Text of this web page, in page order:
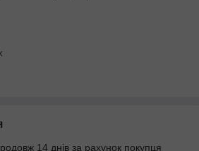
14 днів за рахунок покупця